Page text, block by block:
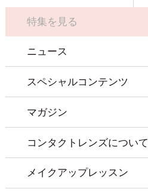
特集を見る
ニュース
スペシャルコンテンツ
マガジン
コンタクトレンズについて
メイクアップレッスン